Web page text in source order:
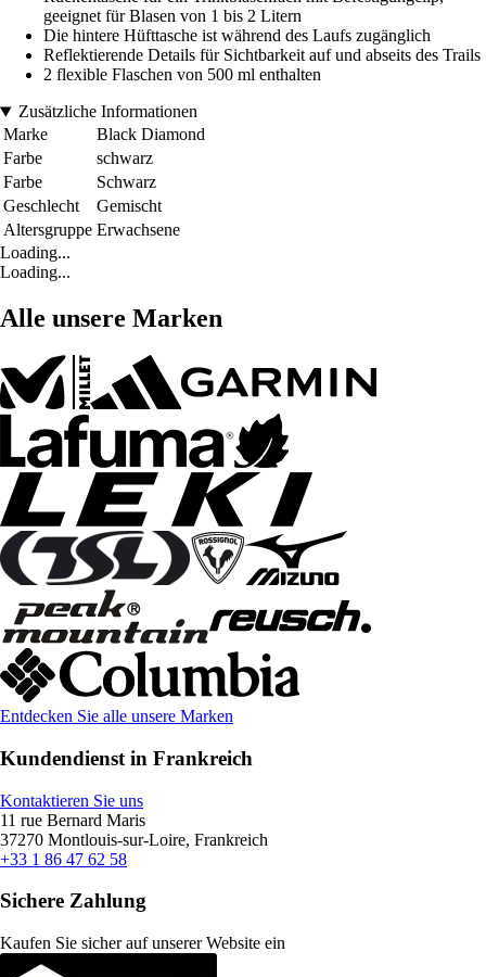
geeignet für Blasen von 1 bis 2 Litern
Die hintere Hüfttasche ist während des Laufs zugänglich
Reflektierende Details für Sichtbarkeit auf und abseits des Trails
2 flexible Flaschen von 500 ml enthalten
Zusätzliche Informationen
Marke
Black Diamond
Farbe
schwarz
Farbe
Schwarz
Geschlecht
Gemischt
Altersgruppe Erwachsene
Loading...
Loading...
Alle unsere Marken
Entdecken Sie alle unsere Marken
Kundendienst in Frankreich
Kontaktieren Sie uns
11 rue Bernard Maris
37270 Montlouis-sur-Loire, Frankreich
+33 1 86 47 62 58
Sichere Zahlung
Kaufen Sie sicher auf unserer Website ein